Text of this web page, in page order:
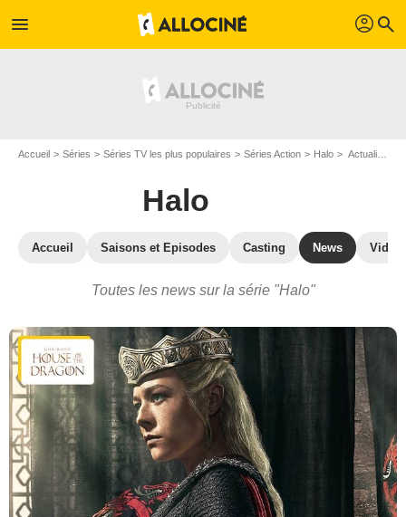
menu profil search
Accueil Séries Séries TV les plus populaires Séries Action Halo Actualité de la série Halo
Halo
Accueil Saisons et Episodes Casting News
Toutes les news sur la série "Halo"